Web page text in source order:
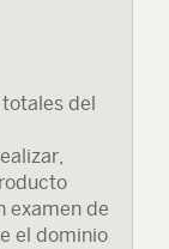
del
examen de
el dominio